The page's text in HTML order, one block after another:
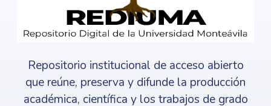
Repositorio institucional de acceso abierto
que reúne, preserva y difunde la producción
académica, científica y los trabajos de grado